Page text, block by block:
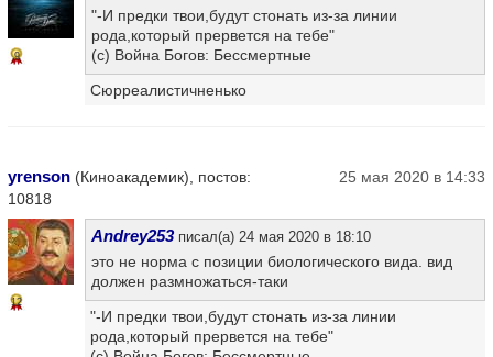
9
"-И предки твои,будут стонать из-за линии
рода,который прервется на тебе"
(с) Война Богов: Бессмертные
Сюрреалистичненько
yrenson (Киноакадемик), постов:
10818
25 мая 2020 в 14:33
12
Andrey253писал(а) 24 мая 2020 в 18:10
это не норма с позиции биологического вида. вид
должен размножаться-таки
"-И предки твои,будут стонать из-за линии
рода,который прервется на тебе"